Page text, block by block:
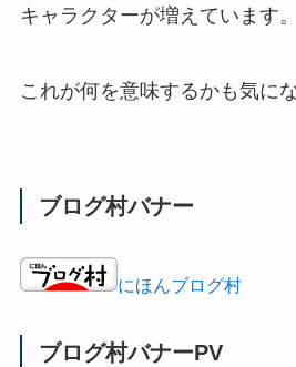
キャラクターが増えています。
これが何を意味するかも気に
ブログ村バナー
にほんブログ村
ブログ村バナーPV